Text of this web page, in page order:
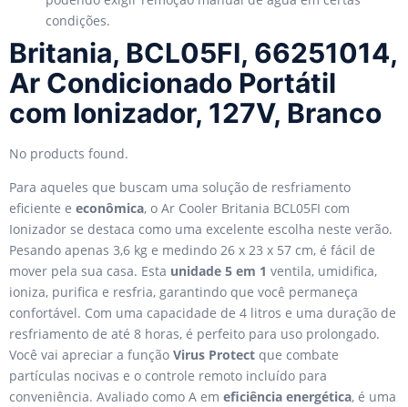
condições.
Britania, BCL05FI, 66251014,
Ar Condicionado Portátil
com Ionizador, 127V, Branco
No products found.
Para aqueles que buscam uma solução de resfriamento
eficiente e econômica, o Ar Cooler Britania BCL05FI com
Ionizador se destaca como uma excelente escolha neste verão.
Pesando apenas 3,6 kg e medindo 26 x 23 x 57 cm, é fácil de
mover pela sua casa. Esta unidade 5 em 1 ventila, umidifica,
ioniza, purifica e resfria, garantindo que você permaneça
confortável. Com uma capacidade de 4 litros e uma duração de
resfriamento de até 8 horas, é perfeito para uso prolongado.
Você vai apreciar a função Virus Protect que combate
partículas nocivas e o controle remoto incluído para
conveniência. Avaliado como A em eficiência energética, é uma